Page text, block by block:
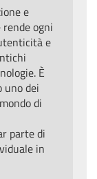
e
ogni
e
È
uno dei
di
parte di
in